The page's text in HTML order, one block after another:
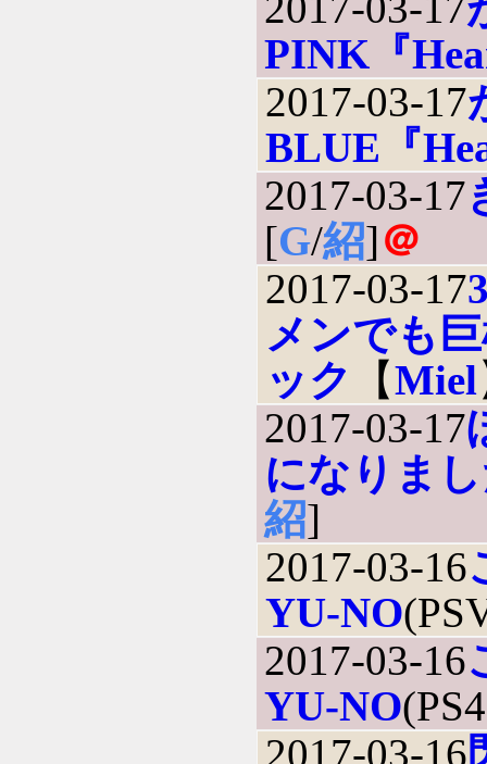
PINK『
2017-03-17
BLUE『
2017-03-17
[G/紹]＠
2017-03-17
メンでも
ック
【Miel
2017-03-17
になりま
紹]
2017-03-16
YU-NO
2017-03-16
YU-NO
2017-03-16